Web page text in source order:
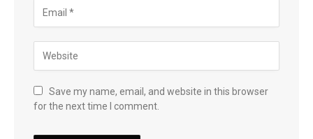
Save my name, email, and website in this browser
for the next time I comment.